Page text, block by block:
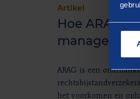
Artikel
Hoe ARAG
ARAG is een
het voorkomen en